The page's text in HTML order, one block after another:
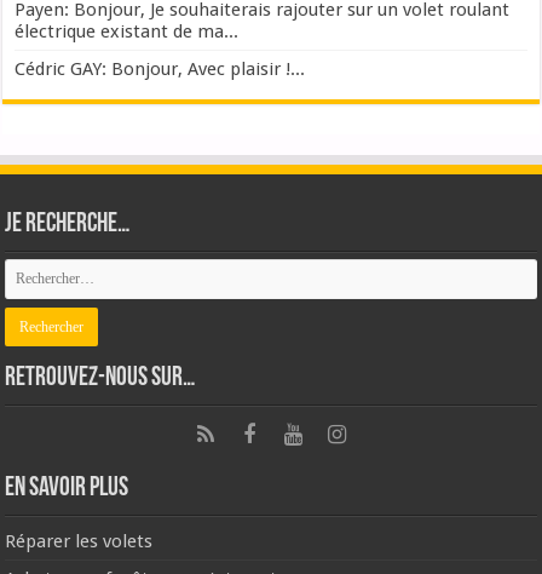
Payen: Bonjour, Je souhaiterais rajouter sur un volet roulant
électrique existant de ma...
Cédric GAY: Bonjour, Avec plaisir !...
Je recherche…
Retrouvez-nous sur…
En savoir plus
Réparer les volets